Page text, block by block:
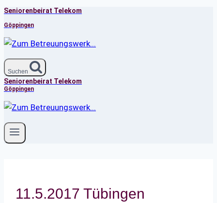
Zum
Inhalt
springen
Seniorenbeirat Telekom
Göppingen
Suchen
Seniorenbeirat Telekom
Göppingen
11.5.2017 Tübingen